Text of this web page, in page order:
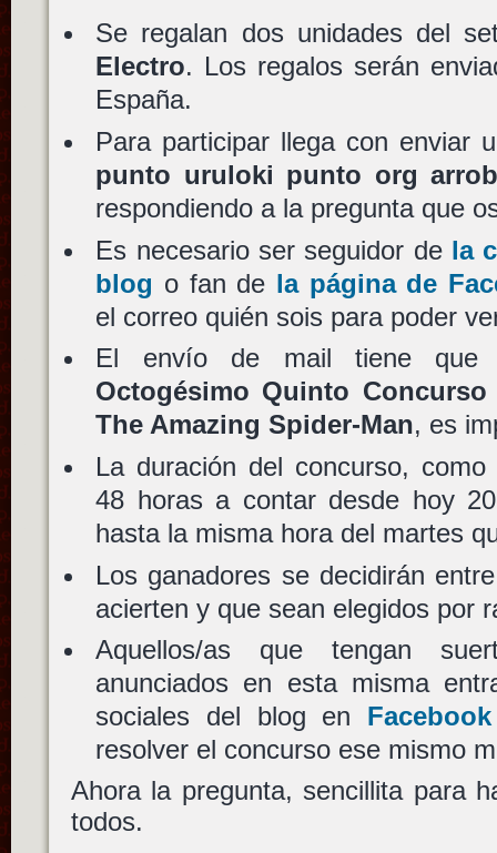
Se regalan dos unidades del
Electro. Los regalos serán
España.
Para participar llega con enviar
punto uruloki punto org
respondiendo a la pregunta que
Es necesario ser seguidor de la
blog o fan de la página de
el correo quién sois para poder
El envío de mail tiene que
Octogésimo Quinto
The Amazing Spider-Man, es
La duración del concurso,
48 horas a contar desde hoy
hasta la misma hora del martes
Los ganadores se decidirán
acierten y que sean elegidos por
Aquellos/as que tengan
anunciados en esta misma
sociales del blog en Facebook
resolver el concurso ese mismo
Ahora la pregunta, sencillita para
todos.